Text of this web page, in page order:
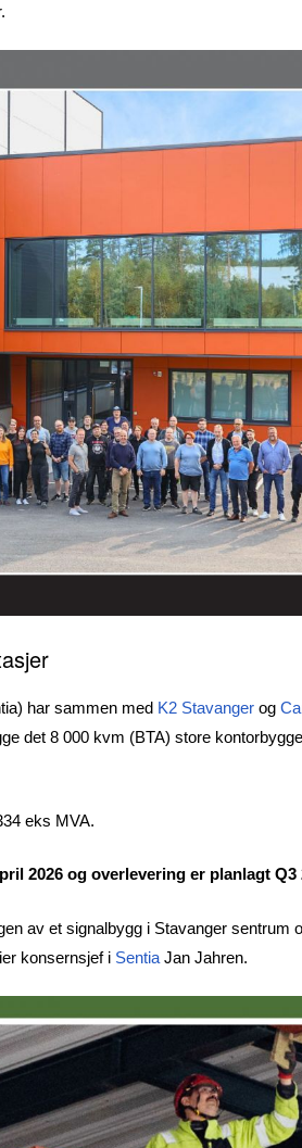
har sammen med K2 Stavanger og
det 8 000 kvm (BTA) store
eks MVA.
2026 og overlevering er planlagt Q3
av et signalbygg i Stavanger sentrum
konsernsjef i Sentia Jan Jahren.